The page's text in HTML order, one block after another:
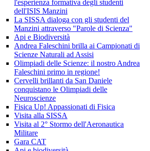
l'esperienza formativa degli studenti
dell'ISIS Manzini
La SISSA dialoga con gli studenti del
Manzini attraverso "Parole di Scienza"
Api e Biodiversità
Andrea Faleschini brilla ai Campionati di
Scienze Naturali ad Assisi
Olimpiadi delle Scienze: il nostro Andrea
Faleschini primo in regione!
Cervelli brillanti da San Daniele
conquistano le Olimpiadi delle
Neuroscienze
Fisica Up! Appassionati di Fisica
Visita alla SISSA
Visita al 2° Stormo dell'Aeronautica
Militare
Gara CAT